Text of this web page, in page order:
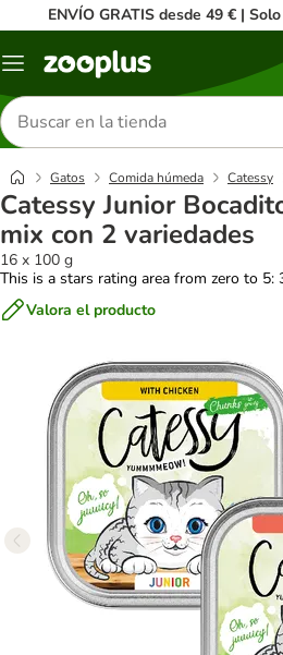
ENVÍO GRATIS desde 49 € |
Menú
Buscar
productos
Gatos Comida húmeda Catessy
Catessy Junior
mix con 2 variedades
16 x 100 g
This is a stars rating area from zero to 5:
Valora el producto